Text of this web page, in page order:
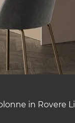
in Rovere